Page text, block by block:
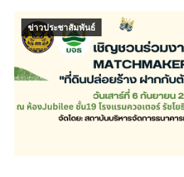
ข่าวประชาสัมพันธ์